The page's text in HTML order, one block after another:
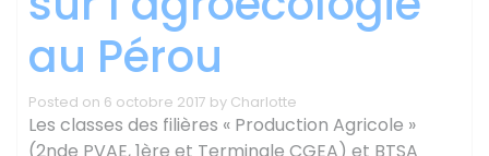
au Pérou
Posted on 6 octobre 2017 by Charlotte
Les classes des filières « Production Agricole »
(2nde PVAE, 1ère et Terminale CGEA) et BTSA